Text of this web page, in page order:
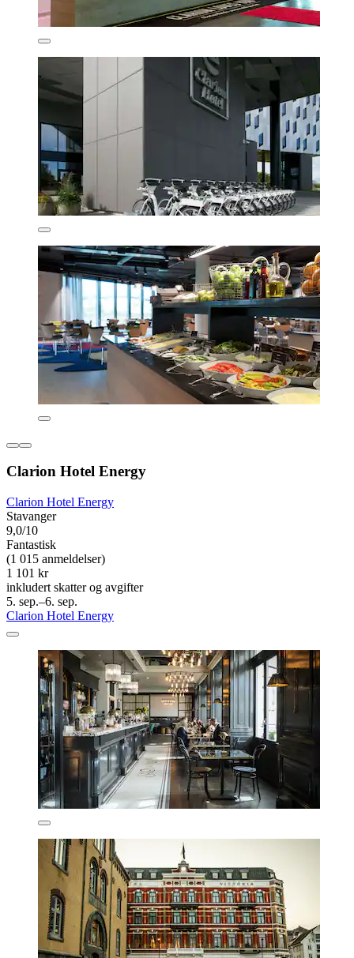
Clarion Hotel Energy
Clarion Hotel Energy
Stavanger
9,0/10
Fantastisk
(1 015 anmeldelser)
1 101 kr
inkludert skatter og avgifter
5. sep.–6. sep.
Clarion Hotel Energy